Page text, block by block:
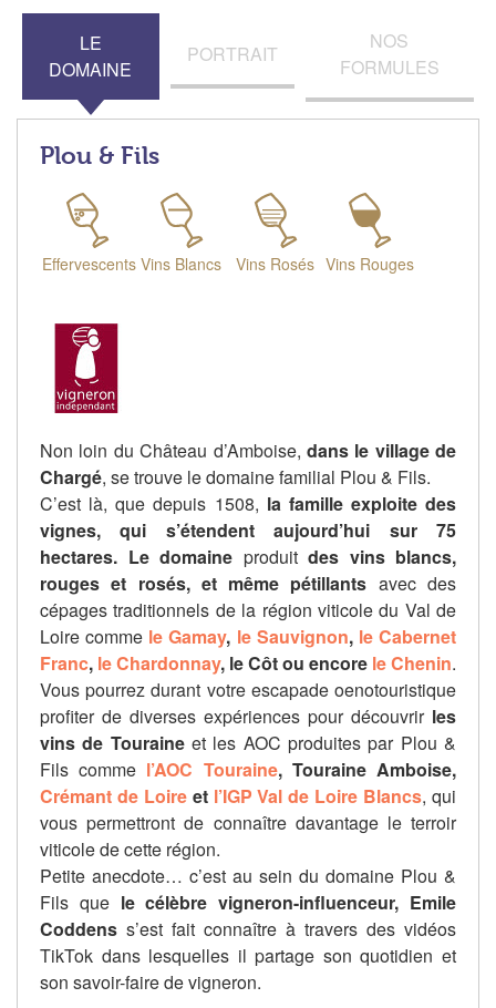
LE
DOMAINE
PORTRAIT
NOS
FORMULES
Plou & Fils
Effervescents Vins Blancs Vins Rosés Vins Rouges
Non loin du Château d’Amboise, dans le village de
Chargé, se trouve le domaine familial Plou & Fils.
C’est là, que depuis 1508, la famille exploite des
vignes, qui s’étendent aujourd’hui sur 75
hectares. Le domaine produit des vins blancs,
rouges et rosés, et même pétillants avec des
cépages traditionnels de la région viticole du Val de
Loire comme le Gamay, le Sauvignon, le Cabernet
Franc, le Chardonnay, le Côt ou encore le Chenin.
Vous pourrez durant votre escapade oenotouristique
profiter de diverses expériences pour découvrir les
vins de Touraineet les AOC produites par Plou &
Fils comme l’AOC Touraine, Touraine Amboise,
Crémant de Loireet l’IGP Val de Loire Blancs, qui
vous permettront de connaître davantage le terroir
viticole de cette région.
Petite anecdote… c’est au sein du domaine Plou &
Fils quele célèbre vigneron-influenceur, Emile
Coddens s’est fait connaître à travers des vidéos
TikTok dans lesquelles il partage son quotidien et
son savoir-faire de vigneron.